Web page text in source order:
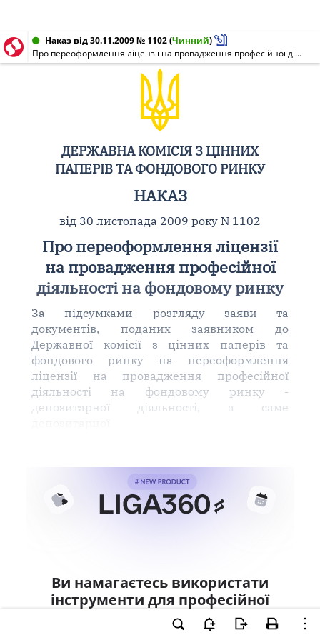
Наказ від 30.11.2009 № 1102(Чинний)
Про переоформлення ліцензії на провадження професійної діяльності на фондовому ринку
ДЕРЖАВНА КОМІСІЯ З ЦІННИХ
ПАПЕРІВ ТА ФОНДОВОГО РИНКУ
НАКАЗ
від 30 листопада 2009 року N 1102
Про переоформлення ліцензії
на провадження професійної
діяльності на фондовому ринку
За підсумками розгляду заяви та
документів, поданих заявником до
Державної комісії з цінних паперів та
фондового ринку на переоформлення
ліцензії на провадження професійної
діяльності на фондовому ринку -
депозитарної діяльності, а саме
Ви намагаєтесь використати
інструменти для професійної
роботи з документом.
Ці можливості доступні тільки користувачам